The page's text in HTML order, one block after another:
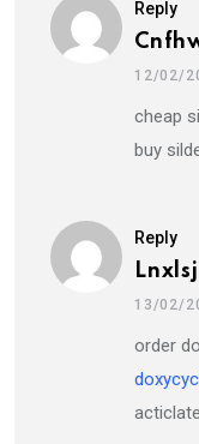
Reply
12/02/
cheap
buy
Reply
Lnxlsj
13/02/
order
acticlate